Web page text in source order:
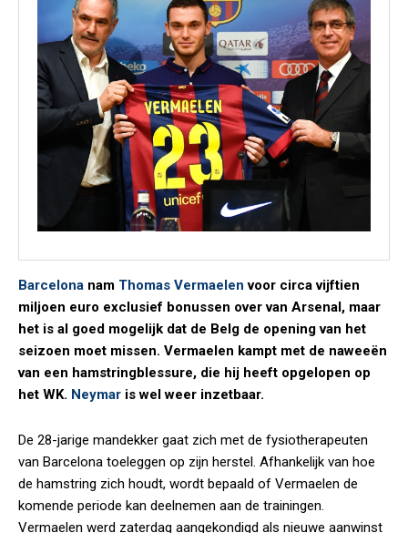
Barcelona nam Thomas Vermaelen voor circa vijftien
miljoen euro exclusief bonussen over van Arsenal, maar
het is al goed mogelijk dat de Belg de opening van het
seizoen moet missen. Vermaelen kampt met de naweeën
van een hamstringblessure, die hij heeft opgelopen op
het WK. Neymar is wel weer inzetbaar.
De 28-jarige mandekker gaat zich met de fysiotherapeuten
van Barcelona toeleggen op zijn herstel. Afhankelijk van hoe
de hamstring zich houdt, wordt bepaald of Vermaelen de
komende periode kan deelnemen aan de trainingen.
Vermaelen werd zaterdag aangekondigd als nieuwe aanwinst